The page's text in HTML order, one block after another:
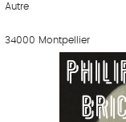
Autre
34000 Montpellier